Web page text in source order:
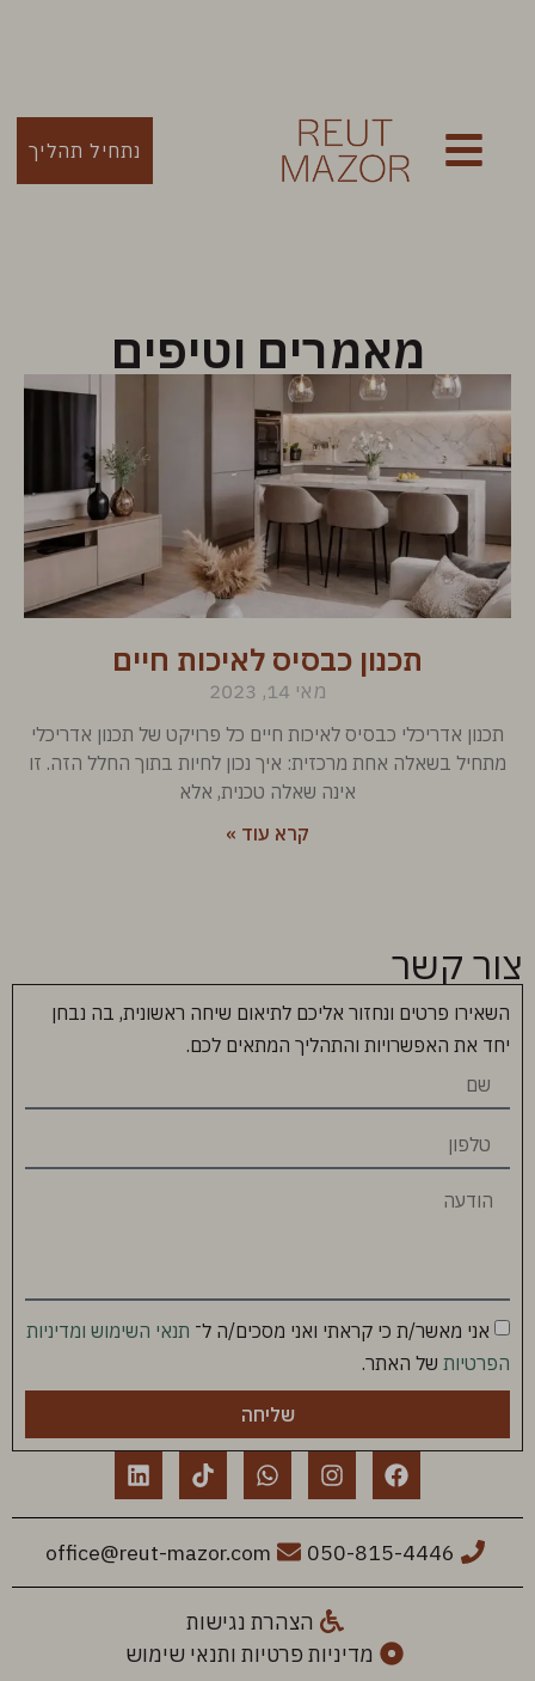
נתחיל תהליך
מאמרים וטיפים
תכנון כבסיס לאיכות חיים
מאי 14, 2023
תכנון אדריכלי כבסיס לאיכות חיים כל פרויקט של תכנון אדריכלי
מתחיל בשאלה אחת מרכזית: איך נכון לחיות בתוך החלל הזה. זו
אינה שאלה טכנית, אלא
קרא עוד »
צור קשר
השאירו פרטים ונחזור אליכם לתיאום שיחה ראשונית, בה נבחן
יחד את האפשרויות והתהליך המתאים לכם.
אני מאשר/ת כי קראתי ואני מסכים/ה ל־ תנאי השימוש ומדיניות
הפרטיות של האתר.
שליחה
office@reut-mazor.com
הצהרת נגישות
מדיניות פרטיות ותנאי שימוש